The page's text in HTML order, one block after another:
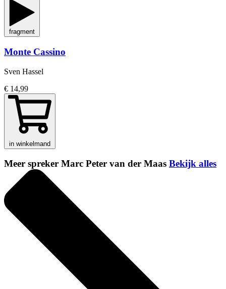
fragment
Monte Cassino
Sven Hassel
€ 14,99
in winkelmand
Meer spreker Marc Peter van der Maas Bekijk alles